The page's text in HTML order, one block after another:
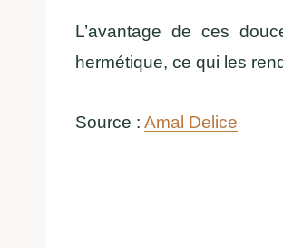
L’avantage de ces
hermétique, ce qui les
Source : Amal Delice